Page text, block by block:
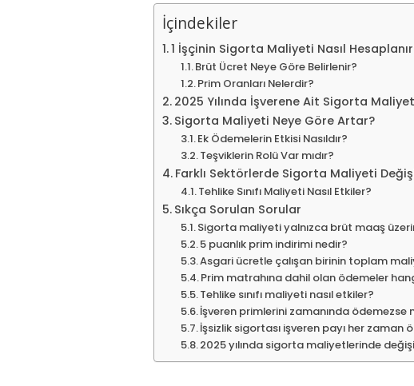
İçindekiler
1 İşçinin Sigorta Maliyeti Nasıl
Brüt Ücret Neye Göre Belirlenir?
Prim Oranları Nelerdir?
2025 Yılında İşverene Ait Sigorta
Sigorta Maliyeti Neye Göre Artar?
Ek Ödemelerin Etkisi Nasıldır?
Teşviklerin Rolü Var mıdır?
Farklı Sektörlerde Sigorta Maliyeti
Tehlike Sınıfı Maliyeti Nasıl Etkiler?
Sıkça Sorulan Sorular
Sigorta maliyeti yalnızca brüt maaş
5 puanlık prim indirimi nedir?
Asgari ücretle çalışan birinin toplam
Prim matrahına dahil olan ödemeler
Tehlike sınıfı maliyeti nasıl etkiler?
İşveren primlerini zamanında ödemezse
İşsizlik sigortası işveren payı her zaman
2025 yılında sigorta maliyetlerinde